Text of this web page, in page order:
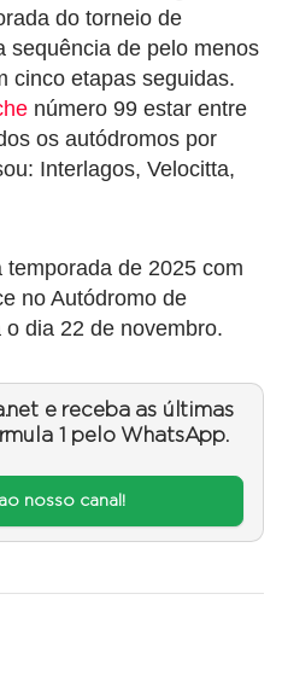
do torneio de
sequência de pelo menos
cinco etapas seguidas.
número 99 estar entre
os autódromos por
Interlagos, Velocitta,
de 2025 com
no Autódromo de
dia 22 de novembro.
e receba as últimas
1 pelo WhatsApp.
nosso canal!